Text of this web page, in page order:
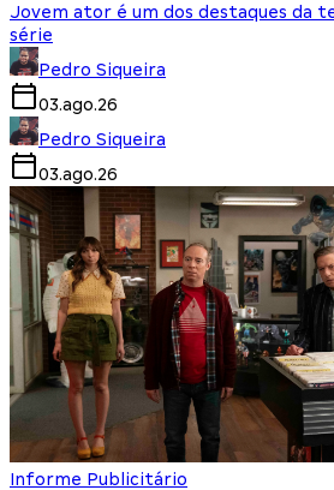
Jovem ator é um dos destaques da
série
Pedro Siqueira
03.ago.26
Pedro Siqueira
03.ago.26
Informe Publicitário